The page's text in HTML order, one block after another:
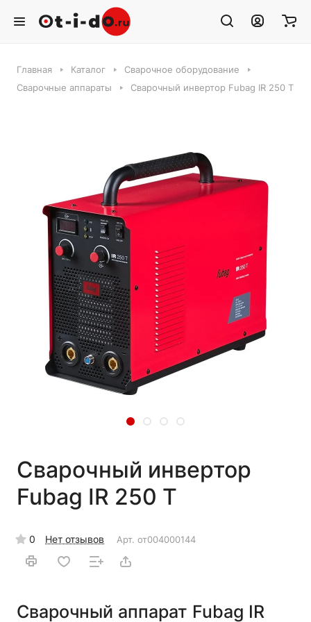
Главная Каталог
Сварочное оборудование
Сварочные аппараты
Сварочный инвертор Fubag IR 250 T
Сварочный инвертор
Fubag IR 250 T
0 Нет отзывов Арт. от004000144
Сварочный аппарат Fubag IR